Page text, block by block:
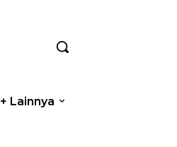
+ Lainnya